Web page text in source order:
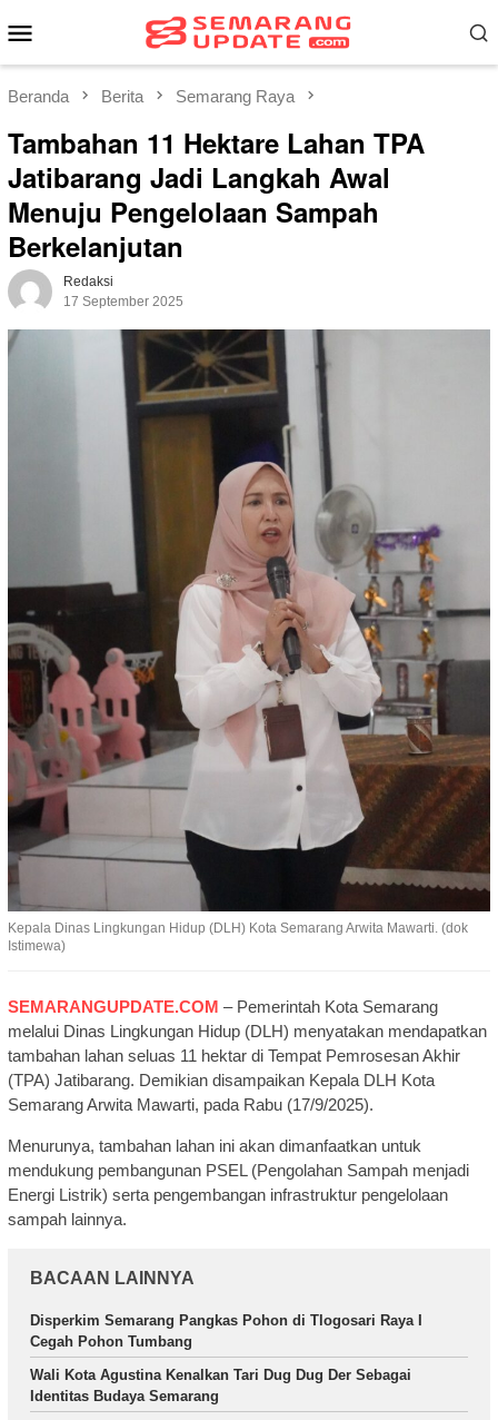
ke
Mobile
Beranda Berita Semarang Raya
Tambahan 11 Hektare Lahan TPA
Jatibarang Jadi Langkah Awal
Menuju Pengelolaan Sampah
Berkelanjutan
Redaksi
17 September 2025
Kepala Dinas Lingkungan Hidup (DLH) Kota Semarang Arwita Mawarti. (dok
Istimewa)
SEMARANGUPDATE.COM – Pemerintah Kota Semarang
melalui Dinas Lingkungan Hidup (DLH) menyatakan mendapatkan
tambahan lahan seluas 11 hektar di Tempat Pemrosesan Akhir
(TPA) Jatibarang. Demikian disampaikan Kepala DLH Kota
Semarang Arwita Mawarti, pada Rabu (17/9/2025).
Menurunya, tambahan lahan ini akan dimanfaatkan untuk
mendukung pembangunan PSEL (Pengolahan Sampah menjadi
Energi Listrik) serta pengembangan infrastruktur pengelolaan
sampah lainnya.
BACAAN LAINNYA
Disperkim Semarang Pangkas Pohon di Tlogosari Raya I
Cegah Pohon Tumbang
Wali Kota Agustina Kenalkan Tari Dug Dug Der Sebagai
Identitas Budaya Semarang